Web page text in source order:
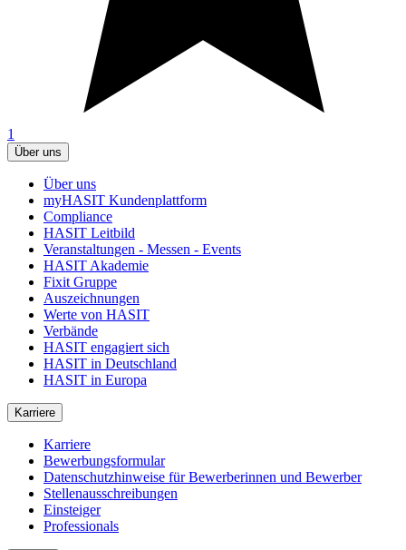
1
Über uns
Über uns
myHASIT Kundenplattform
Compliance
HASIT Leitbild
Veranstaltungen - Messen - Events
HASIT Akademie
Fixit Gruppe
Auszeichnungen
Werte von HASIT
Verbände
HASIT engagiert sich
HASIT in Deutschland
HASIT in Europa
Karriere
Karriere
Bewerbungsformular
Datenschutzhinweise für Bewerberinnen und Bewerber
Stellenausschreibungen
Einsteiger
Professionals